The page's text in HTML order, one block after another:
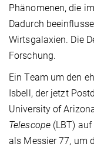
Phänomenen, die
Dadurch
Wirtsgalaxien. Die
Forschung.
Ein Team um den
Isbell, der jetzt
University of
Telescope(LBT) auf
als Messier 77, um